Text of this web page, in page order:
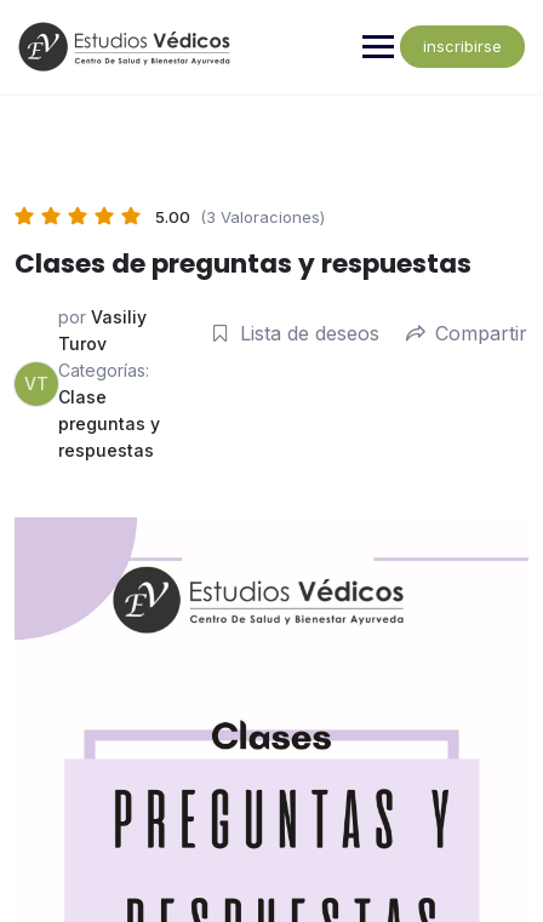
inscribirse
5.00 (3 Valoraciones)
Clases de preguntas y respuestas
VT
por Vasiliy
Turov
Categorías:
Clase
preguntas y
respuestas
Lista de deseos Compartir